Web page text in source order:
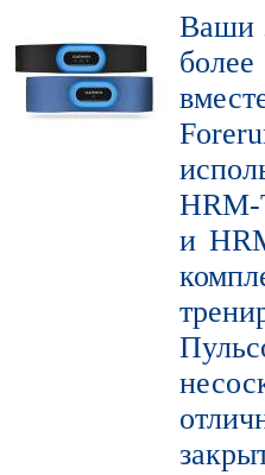
Ваши
и